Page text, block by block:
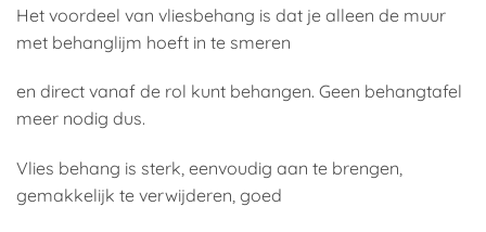
Het voordeel van vliesbehang is dat je alleen de muur
met behanglijm hoeft in te smeren
en direct vanaf de rol kunt behangen. Geen behangtafel
meer nodig dus.
Vlies behang is sterk, eenvoudig aan te brengen,
gemakkelijk te verwijderen, goed